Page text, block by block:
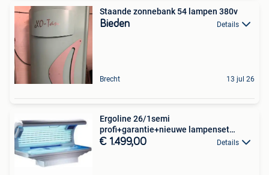
Staande zonnebank 54 lampen 380v
Bieden Details
Brecht 13 jul 26
Ergoline 26/1semi
profi+garantie+nieuwe lampenset
+levering
€ 1.499,00 Details